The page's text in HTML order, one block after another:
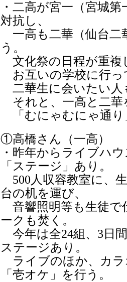
・二高が宮一（宮城
対抗し、
一高も二華（仙台二
う。
文化祭の日程が重複
お互いの学校に行っ
二華生に会いたい人
それと、一高と二華
「むにゃむにゃ通り
①高橋さん（一高）
・昨年からライブハ
「ステージ」あり。
500人収容教室に、
台の机を運び、
音響照明等も生徒で
ークも焚く。
今年は全24組、3日
ステージあり。
ライブのほか、カラ
「壱オケ」を行う。